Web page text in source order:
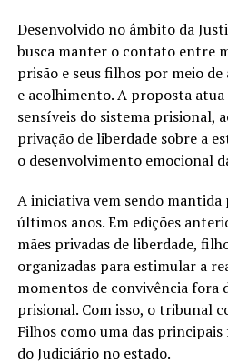
Desenvolvido no âmbito da
busca manter o contato entre
prisão e seus filhos por meio
e acolhimento. A proposta atua
sensíveis do sistema prisional,
privação de liberdade sobre a
o desenvolvimento emocional
A iniciativa vem sendo mantida
últimos anos. Em edições
mães privadas de liberdade,
organizadas para estimular a
momentos de convivência fora
prisional. Com isso, o tribunal
Filhos como uma das
do Judiciário no estado.